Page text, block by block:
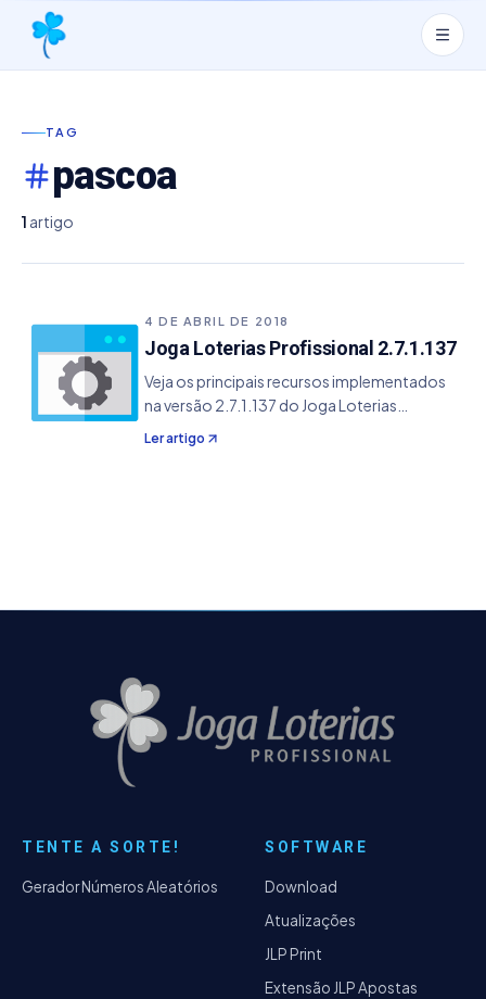
TAG
pascoa
1 artigo
4 DE ABRIL DE 2018
Joga Loterias Profissional 2.7.1.137
Veja os principais recursos implementados
na versão 2.7.1.137 do Joga Loterias
Profissional. - Melhorado o ajuste do
template em A4 da Dupla Sena de Páscoa no
Ler artigo
TENTE A SORTE!
Gerador Números Aleatórios
SOFTWARE
Download
Atualizações
JLP Print
Extensão JLP Apostas